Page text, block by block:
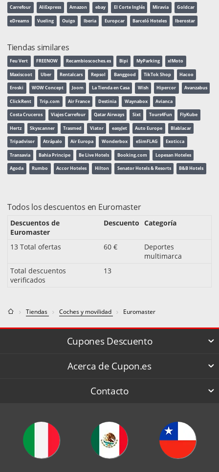
Carrefour AliExpress Amazon ebay El Corte Inglés Miravia Goldcar
eDreams Vueling Ouigo Iberia Europcar Barceló Hoteles Iberostar
Tiendas similares
Feu Vert FREENOW Recambioscoches.es Bipi MyParking xlMoto
Maxiscoot Uber Rentalcars Repsol Banggood TikTok Shop Hacoo
Eroski WOW Concept Joom La Tienda en Casa Wish Hipercor Avanzabus
ClickRent Trip.com Air France Destinia Waynabox Avianca
Costa Cruceros Viajes Carrefour Qatar Airways Sixt Tours4Fun FlyKube
Hertz Skyscanner Trasmed Viator easyJet Auto Europe Blablacar
Tripadvisor Atrápalo Air Europa Wonderbox eSimFLAG Exoticca
Transavia Bahia Principe Be Live Hotels Booking.com Lopesan Hoteles
Agoda Rumbo Accor Hoteles Hilton Senator Hotels & Resorts B&B Hotels
Todos los descuentos en Euromaster
Descuentos de
Euromaster
Descuento Categoría
13 Total ofertas 60 €
Deportes
multimarca
Total descuentos
verificados
13
Tiendas Coches y movilidad Euromaster
Cupones Descuento
Acerca de Cupon.es
Contacto